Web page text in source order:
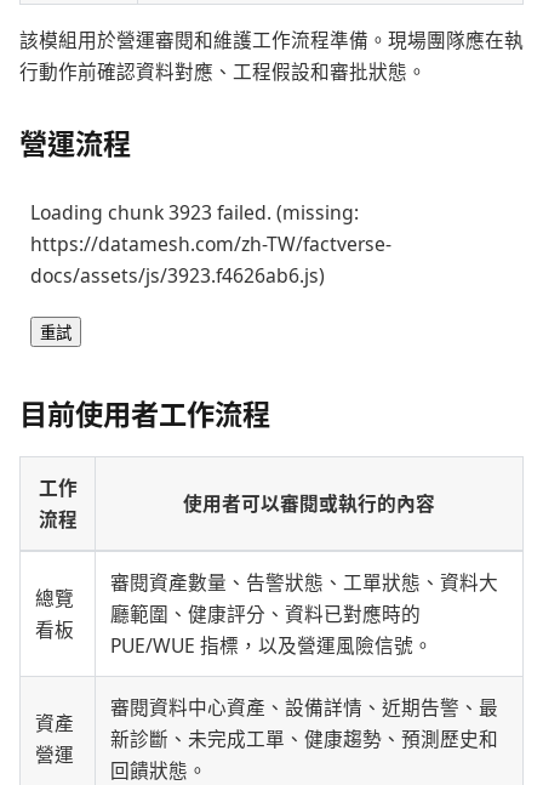
該模組用於營運審閱和維護工作流程準備。現場團隊應在執
行動作前確認資料對應、工程假設和審批狀態。
營運流程
Loading chunk 3923 failed. (missing:
https://datamesh.com/zh-TW/factverse-
docs/assets/js/3923.f4626ab6.js)
重試
目前使用者工作流程
工作
流程
使用者可以審閱或執行的內容
總覽
看板
審閱資產數量、告警狀態、工單狀態、資料大
廳範圍、健康評分、資料已對應時的
PUE/WUE 指標，以及營運風險信號。
資產
營運
審閱資料中心資產、設備詳情、近期告警、最
新診斷、未完成工單、健康趨勢、預測歷史和
回饋狀態。